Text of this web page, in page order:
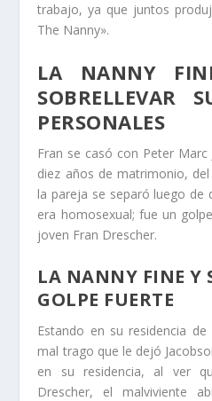
trabajo, ya que juntos
The Nanny».
LA NANNY
SOBRELLEVAR
PERSONALES
Fran se casó con Peter
diez años de matrimonio,
la pareja se separó luego de
era homosexual; fue un
joven Fran Drescher.
LA NANNY FINE Y
GOLPE FUERTE
Estando en su residencia
mal trago que le dejó
en su residencia, al ver
Drescher, el malviviente